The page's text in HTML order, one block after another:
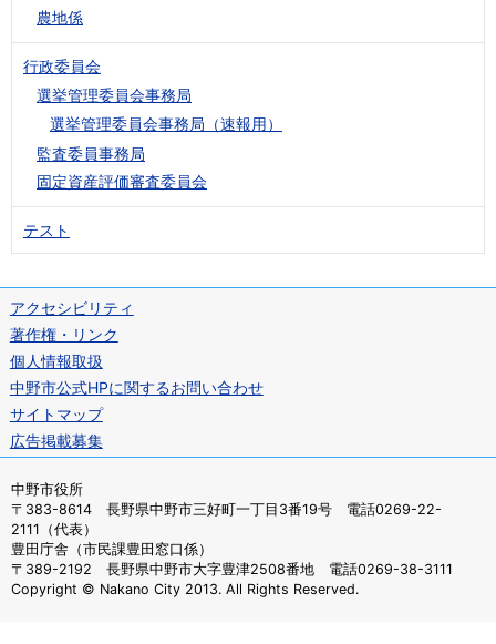
農地係
行政委員会
選挙管理委員会事務局
選挙管理委員会事務局（速報用）
監査委員事務局
固定資産評価審査委員会
テスト
アクセシビリティ
著作権・リンク
個人情報取扱
中野市公式HPに関するお問い合わせ
サイトマップ
広告掲載募集
中野市役所
〒383-8614 長野県中野市三好町一丁目3番19号 電話0269-22-
2111（代表）
豊田庁舎（市民課豊田窓口係）
〒389-2192 長野県中野市大字豊津2508番地 電話0269-38-3111
Copyright © Nakano City 2013. All Rights Reserved.